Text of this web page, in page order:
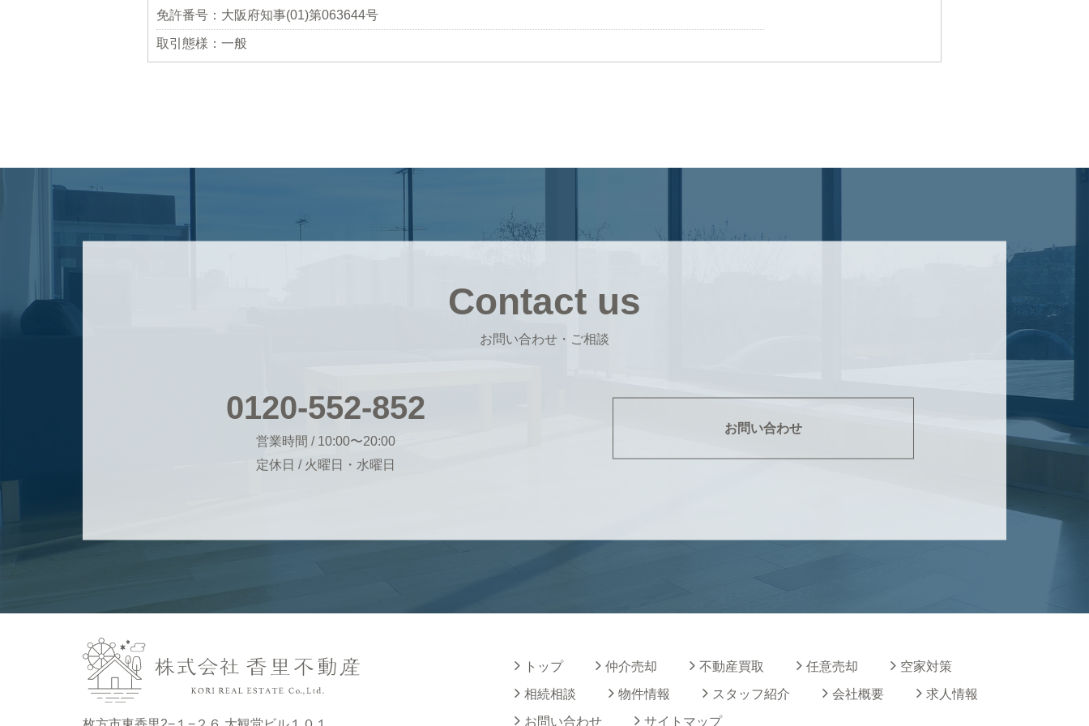
免許番号：大阪府知事(01)第063644号
取引態様：一般
Contact us
お問い合わせ・ご相談
0120-552-852
営業時間 / 10:00〜20:00
定休日 / 火曜日・水曜日
お問い合わせ
トップ 仲介売却 不動産買取 任意売却
空家対策
相続相談
物件情報 スタッフ紹介 会社概要
求人情報
お問い合わせ
サイトマップ